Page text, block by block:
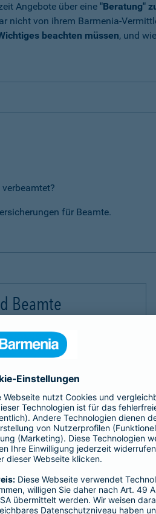
Angebote über eine "Beratung"
nicht von ihrem Barmenia-
beachten müssen, und
für Beamte.
Beamte
Video-Service zu laden!
um Videoinhalte einzubetten.
sammeln. Bitte lesen Sie die
Service zu, um dieses Video
Akzeptieren
Platform